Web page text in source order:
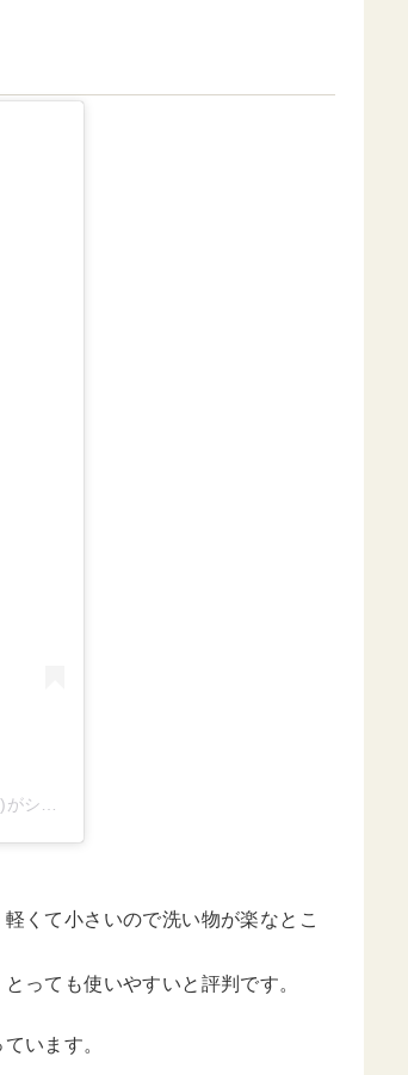
100均ライフ｜ダイソー｜セリア｜収納｜家事｜グッズ(@arrange100)がシェアした投稿
くて小さいので 洗い物が楽なとこ
っても使いやすいと評判です。
います。